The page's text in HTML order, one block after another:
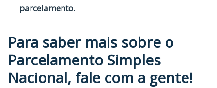
parcelamento.
Para saber mais sobre o
Parcelamento Simples
Nacional, fale com a gente!